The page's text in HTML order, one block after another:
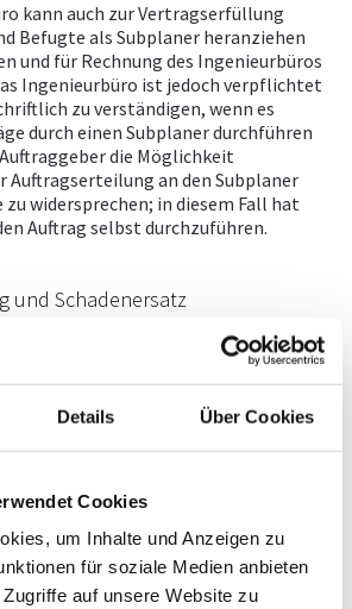
Details Über Cookies
Cookies
um Inhalte und Anzeigen zu
für soziale Medien anbieten
auf unsere Website zu
kann auch zur Vertragserfüllung
Befugte als Subplaner heranziehen
und für Rechnung des Ingenieurbüros
Ingenieurbüro ist jedoch verpflichtet
zu verständigen, wenn es
durch einen Subplaner durchführen
die Möglichkeit
Auftragserteilung an den Subplaner
zu widersprechen; in diesem Fall hat
Auftrag selbst durchzuführen.
und Schadenersatz
können nur nach
werden, die ausschließlich durch
binnen 14 Tage ab Übergabe der
zu erfolgen hat.
auf Verbesserung bzw. Nachtrag
Ingenieurbüro innerhalb
die im allgemeinen ein Drittel der für
Leistung vereinbarten Frist betragen
auf Verspätungsschaden